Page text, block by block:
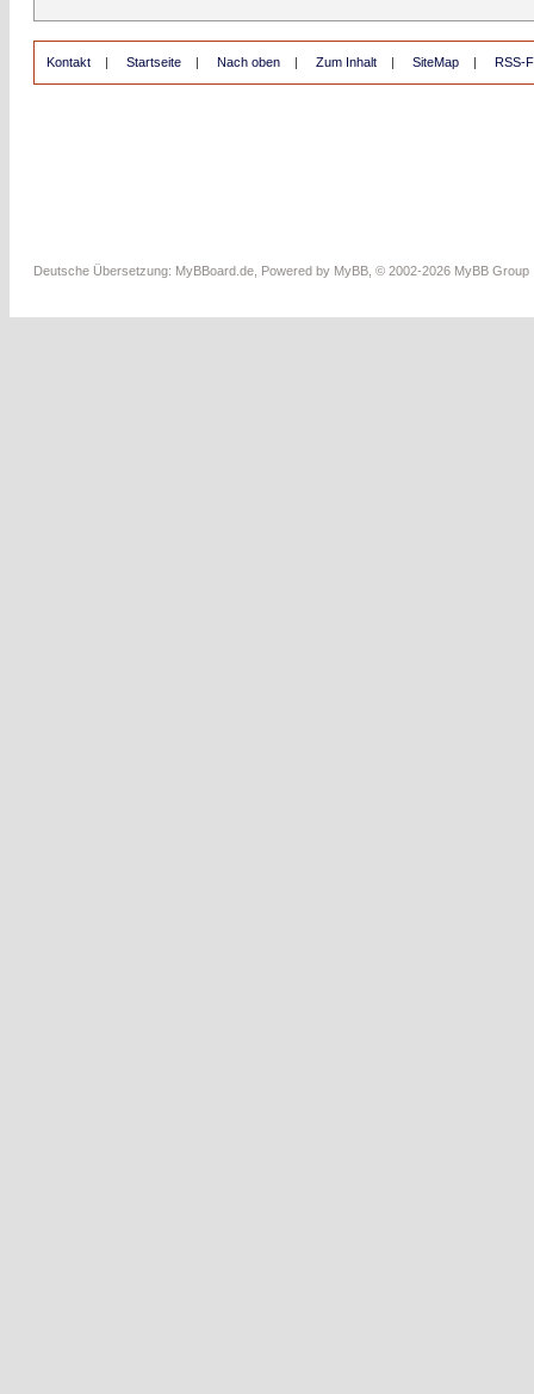
Kontakt | Startseite | Nach oben | Zum Inhalt | SiteMap | RSS-
Deutsche Übersetzung: MyBBoard.de , Powered by MyBB , © 2002-2026 MyBB Group